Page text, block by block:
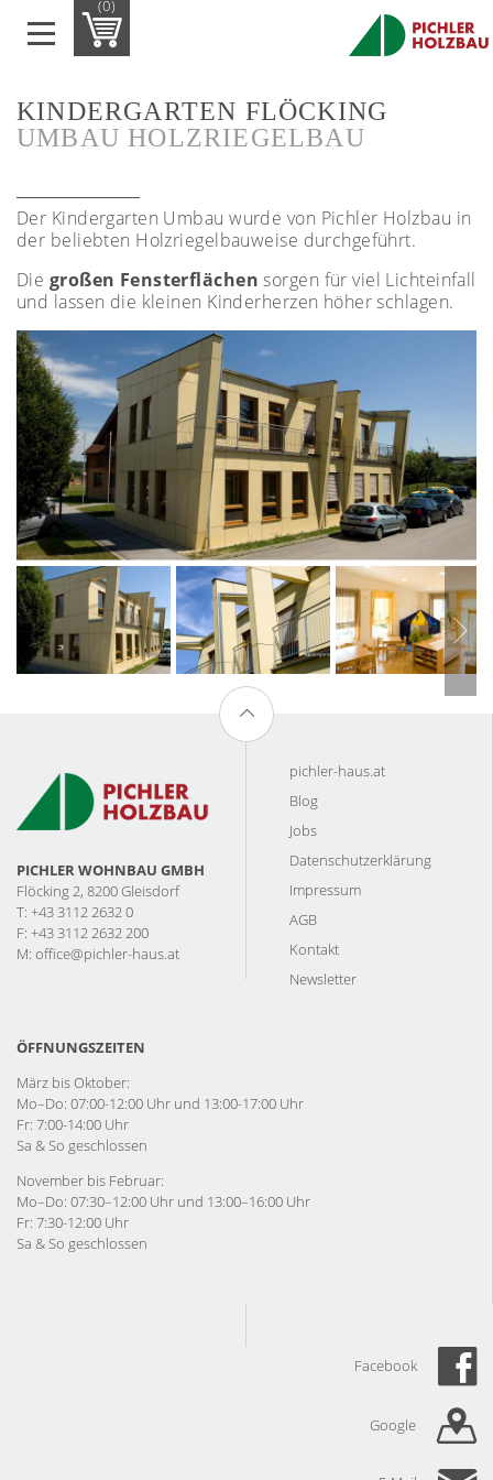
(0)
KINDERGARTEN FLÖCKING
UMBAU HOLZRIEGELBAU
Der Kindergarten Umbau wurde von Pichler Holzbau in
der beliebten Holzriegelbauweise durchgeführt.
Die großen Fensterflächen sorgen für viel Lichteinfall
und lassen die kleinen Kinderherzen höher schlagen.
PICHLER WOHNBAU GMBH
Flöcking 2, 8200 Gleisdorf
T: +43 3112 2632 0
F: +43 3112 2632 200
M: office@pichler-haus.at
pichler-haus.at
Blog
Jobs
Datenschutzerklärung
Impressum
AGB
Kontakt
Newsletter
ÖFFNUNGSZEITEN
März bis Oktober:
Mo–Do: 07:00-12:00 Uhr und 13:00-17:00 Uhr
Fr: 7:00-14:00 Uhr
Sa & So geschlossen
November bis Februar:
Mo–Do: 07:30–12:00 Uhr und 13:00–16:00 Uhr
Fr: 7:30-12:00 Uhr
Sa & So geschlossen
Facebook
Google